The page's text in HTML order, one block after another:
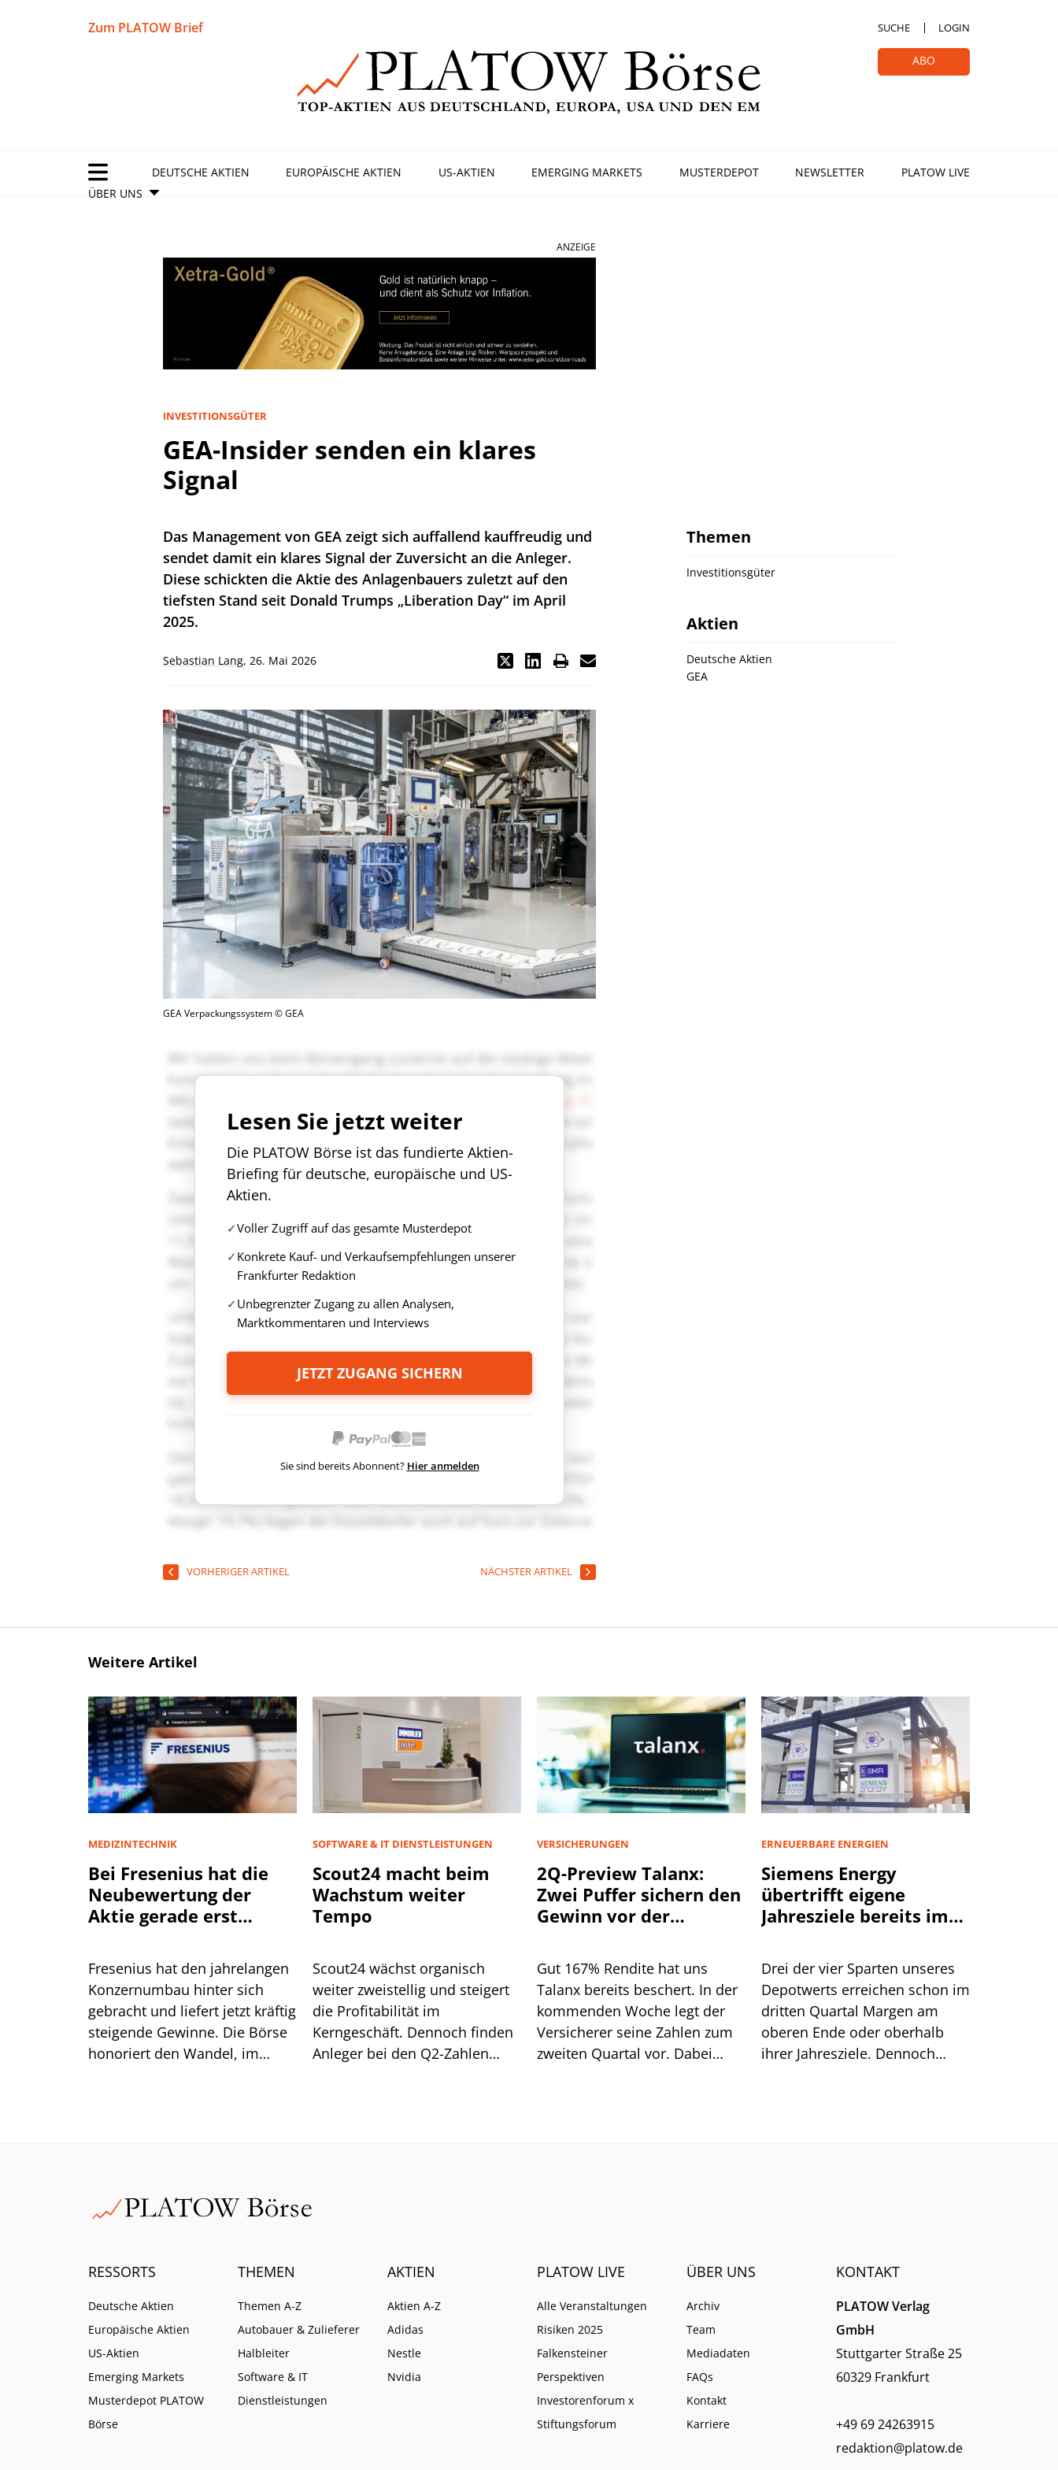
Zum PLATOW Brief SUCHE LOGIN
ABO
DEUTSCHE AKTIEN EUROPÄISCHE AKTIEN US-AKTIEN EMERGING MARKETS MUSTERDEPOT NEWSLETTER
PLATOW LIVE
ÜBER UNS
ANZEIGE
INVESTITIONSGÜTER
GEA-Insider senden ein klares
Signal
Das Management von GEA zeigt sich auffallend kauffreudig und
sendet damit ein klares Signal der Zuversicht an die Anleger.
Diese schickten die Aktie des Anlagenbauers zuletzt auf den
tiefsten Stand seit Donald Trumps „Liberation Day“ im April
2025.
Sebastian Lang, 26. Mai 2026
GEA Verpackungssystem © GEA
Lesen Sie jetzt weiter
Die PLATOW Börse ist das fundierte Aktien-
Briefing für deutsche, europäische und US-
Aktien.
Voller Zugriff auf das gesamte Musterdepot
Konkrete Kauf- und Verkaufsempfehlungen unserer
Frankfurter Redaktion
Unbegrenzter Zugang zu allen Analysen,
Marktkommentaren und Interviews
JETZT ZUGANG SICHERN
Sie sind bereits Abonnent? Hier anmelden
VORHERIGER ARTIKEL NÄCHSTER ARTIKEL
Themen
Investitionsgüter
Aktien
Deutsche Aktien
GEA
Weitere Artikel
MEDIZINTECHNIK
Bei Fresenius hat die
Neubewertung der
Aktie gerade erst
Fresenius hat den jahrelangen
Konzernumbau hinter sich
gebracht und liefert jetzt kräftig
steigende Gewinne. Die Börse
honoriert den Wandel, im
SOFTWARE & IT DIENSTLEISTUNGEN
Scout24 macht beim
Wachstum weiter
Tempo
Scout24 wächst organisch
weiter zweistellig und steigert
die Profitabilität im
Kerngeschäft. Dennoch finden
Anleger bei den Q2-Zahlen
VERSICHERUNGEN
2Q-Preview Talanx:
Zwei Puffer sichern den
Gewinn vor der
Gut 167% Rendite hat uns
Talanx bereits beschert. In der
kommenden Woche legt der
Versicherer seine Zahlen zum
zweiten Quartal vor. Dabei
ERNEUERBARE ENERGIEN
Siemens Energy
übertrifft eigene
Jahresziele bereits im
Drei der vier Sparten unseres
Depotwerts erreichen schon im
dritten Quartal Margen am
oberen Ende oder oberhalb
ihrer Jahresziele. Dennoch
RESSORTS
Deutsche Aktien
Europäische Aktien
US-Aktien
Emerging Markets
Musterdepot PLATOW
Börse
THEMEN
Themen A-Z
Autobauer & Zulieferer
Halbleiter
Software & IT
Dienstleistungen
AKTIEN
Aktien A-Z
Adidas
Nestle
Nvidia
PLATOW LIVE
Alle Veranstaltungen
Risiken 2025
Falkensteiner
Perspektiven
Investorenforum x
Stiftungsforum
ÜBER UNS
Archiv
Team
Mediadaten
FAQs
Kontakt
Karriere
KONTAKT
PLATOW Verlag
GmbH
Stuttgarter Straße 25
60329 Frankfurt
+49 69 24263915
redaktion@platow.de